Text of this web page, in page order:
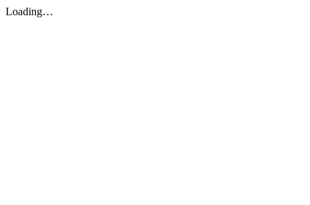
Loading…